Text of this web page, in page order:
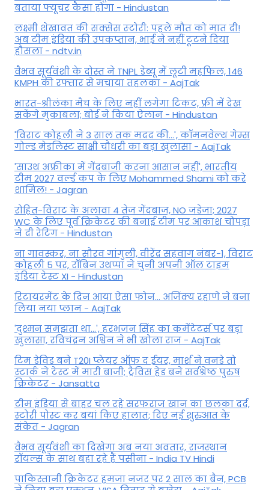
बताया फ्यूचर कैसा होगा - Hindustan
लक्ष्मी शेखावत की सक्‍सेस स्‍टोरी: पहले मौत को मात दी!
अब टीम इंडिया की उपकप्तान, भाई ने नहीं टूटने दिया
हौसला - ndtv.in
वैभव सूर्यवंशी के दोस्त ने TNPL डेब्यू में लूटी महफिल, 146
KMPH की रफ्तार से मचाया तहलका - AajTak
भारत-श्रीलंका मैच के लिए नहीं लगेगा टिकट, फ्री में देख
सकेंगे मुकाबला; बोर्ड ने किया ऐलान - Hindustan
'विराट कोहली ने 3 साल तक मदद की...', कॉमनवेल्थ गेम्स
गोल्ड मेडलिस्ट साक्षी चौधरी का बड़ा खुलासा - AajTak
'साउथ अफ्रीका में गेंदबाजी करना आसान नहीं', भारतीय
टीम 2027 वर्ल्‍ड कप के लिए Mohammed Shami को करे
शामिल! - Jagran
रोहित-विराट के अलावा 4 तेज गेंदबाज, NO जडेजा; 2027
WC के लिए पूर्व क्रिकेटर की बनाई टीम पर आकाश चोपड़ा
ने दी रेटिंग - Hindustan
ना गावस्कर, ना सौरव गांगुली, वीरेंद्र सहवाग नंबर-1, विराट
कोहली 5 पर, रॉबिन उथप्पा ने चुनी अपनी ऑल टाइम
इंडिया टेस्ट XI - Hindustan
रिटायरमेंट के दिन आया ऐसा फोन... अजिंक्य रहाणे ने बना
लिया नया प्लान - AajTak
'दुश्मन समझता था...', हरभजन सिंह का कमेंटेटर्स पर बड़ा
खुलासा, रव‍िचंद्रन अश्विन ने भी खोला राज - AajTak
टिम डेविड बने T20I प्लेयर ऑफ द ईयर, मार्श ने वनडे तो
स्टार्क ने टेस्ट में मारी बाजी; ट्रैविस हेड बने सर्वश्रेष्ठ पुरुष
क्रिकेटर - Jansatta
टीम इंडिया से बाहर चल रहे सरफराज खान का छलका दर्द,
स्टोरी पोस्ट कर बयां किए हालात; दिए नई शुरुआत के
संकेत - Jagran
वैभव सूर्यवंशी का दिखेगा अब नया अवतार, राजस्थान
रॉयल्स के साथ बहा रहे हैं पसीना - India TV Hindi
पाकिस्तानी क्रिकेटर हमजा नजर पर 2 साल का बैन, PCB